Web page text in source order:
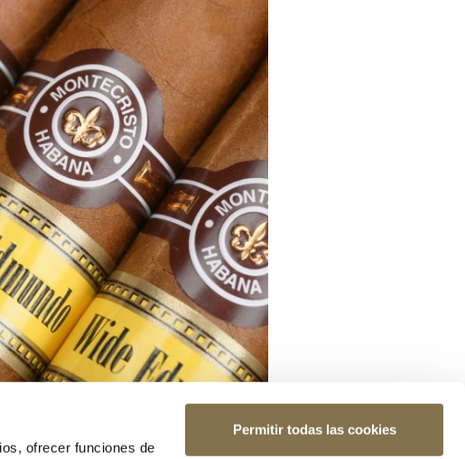
ofrecer funciones de
Permitir todas las cookies